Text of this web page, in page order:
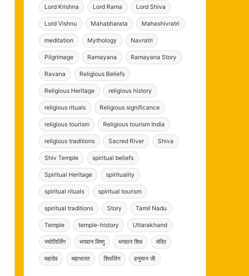
Lord Krishna Lord Rama Lord Shiva
Lord Vishnu Mahabharata Mahashivratri
meditation Mythology Navratri
Pilgrimage Ramayana Ramayana Story
Ravana Religious Beliefs
Religious Heritage religious history
religious rituals Religious significance
religious tourism Religious tourism India
religious traditions Sacred River Shiva
Shiv Temple spiritual beliefs
Spiritual Heritage spirituality
spiritual rituals spiritual tourism
spiritual traditions Story Tamil Nadu
Temple temple-history Uttarakhand
ज्योतिर्लिंग भगवान विष्णु भगवान शिव मंदिर
महादेव महाभारत शिवलिंग हनुमान जी